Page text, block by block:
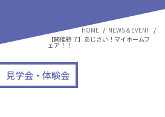
見学会・体験会
HOME
NEWS＆EVENT
【開催終了】あじさい！マイホームフ
ェア！！